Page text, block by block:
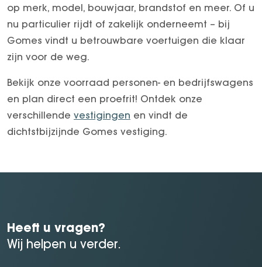
op merk, model, bouwjaar, brandstof en meer. Of u
nu particulier rijdt of zakelijk onderneemt – bij
Gomes vindt u betrouwbare voertuigen die klaar
zijn voor de weg.
Bekijk onze voorraad personen- en bedrijfswagens
en plan direct een proefrit! Ontdek onze
verschillende vestigingen en vindt de
dichtstbijzijnde Gomes vestiging.
Heeft u vragen?
Wij helpen u verder.